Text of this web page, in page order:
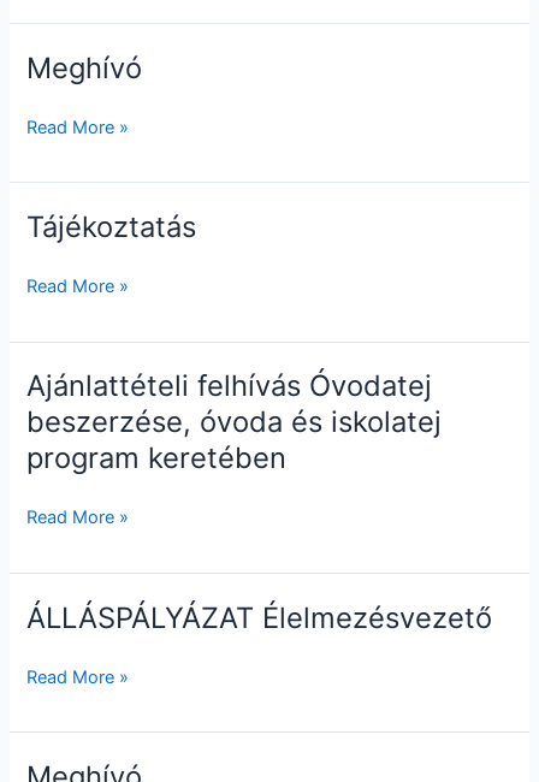
Meghívó
Meghívó
Read More »
Tájékoztatás
Tájékoztatás
Read More »
Ajánlattételi felhívás Óvodatej
beszerzése, óvoda és iskolatej
program keretében
Ajánlattételi
felhívás
Óvodatej
beszerzése,
és
keretében
Read More »
ÁLLÁSPÁLYÁZAT Élelmezésvezető
ÁLLÁSPÁLYÁZAT
Read More »
Meghívó